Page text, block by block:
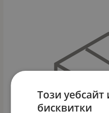
Този уебсайт
бисквитки